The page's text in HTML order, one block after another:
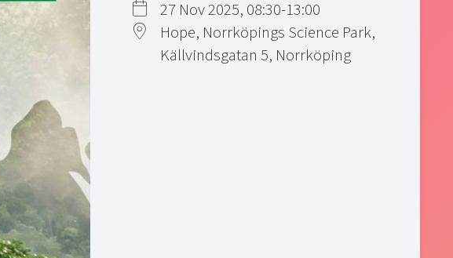
27 Nov 2025, 08:30-13:00
Hope, Norrköpings Science Park,
Källvindsgatan 5, Norrköping